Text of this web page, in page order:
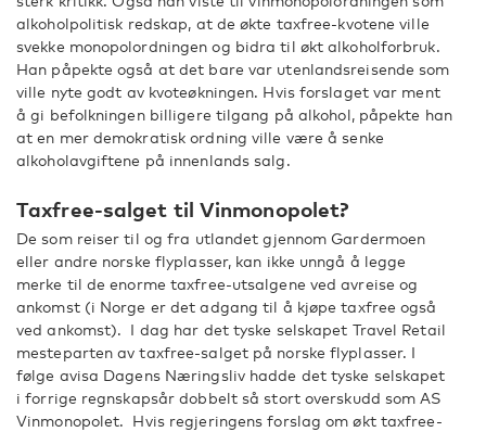
alkoholpolitisk redskap, at de økte taxfree-kvotene ville
svekke monopolordningen og bidra til økt alkoholforbruk.
Han påpekte også at det bare var utenlandsreisende som
ville nyte godt av kvoteøkningen. Hvis forslaget var ment
å gi befolkningen billigere tilgang på alkohol, påpekte han
at en mer demokratisk ordning ville være å senke
alkoholavgiftene på innenlands salg.
Taxfree-salget til Vinmonopolet?
De som reiser til og fra utlandet gjennom Gardermoen
eller andre norske flyplasser, kan ikke unngå å legge
merke til de enorme taxfree-utsalgene ved avreise og
ankomst (i Norge er det adgang til å kjøpe taxfree også
ved ankomst). I dag har det tyske selskapet Travel Retail
mesteparten av taxfree-salget på norske flyplasser. I
følge avisa Dagens Næringsliv hadde det tyske selskapet
i forrige regnskapsår dobbelt så stort overskudd som AS
Vinmonopolet. Hvis regjeringens forslag om økt taxfree-